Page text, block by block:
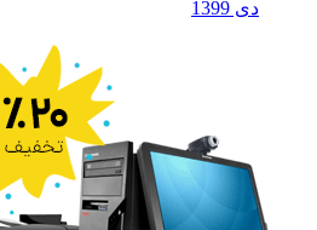
دی 1399